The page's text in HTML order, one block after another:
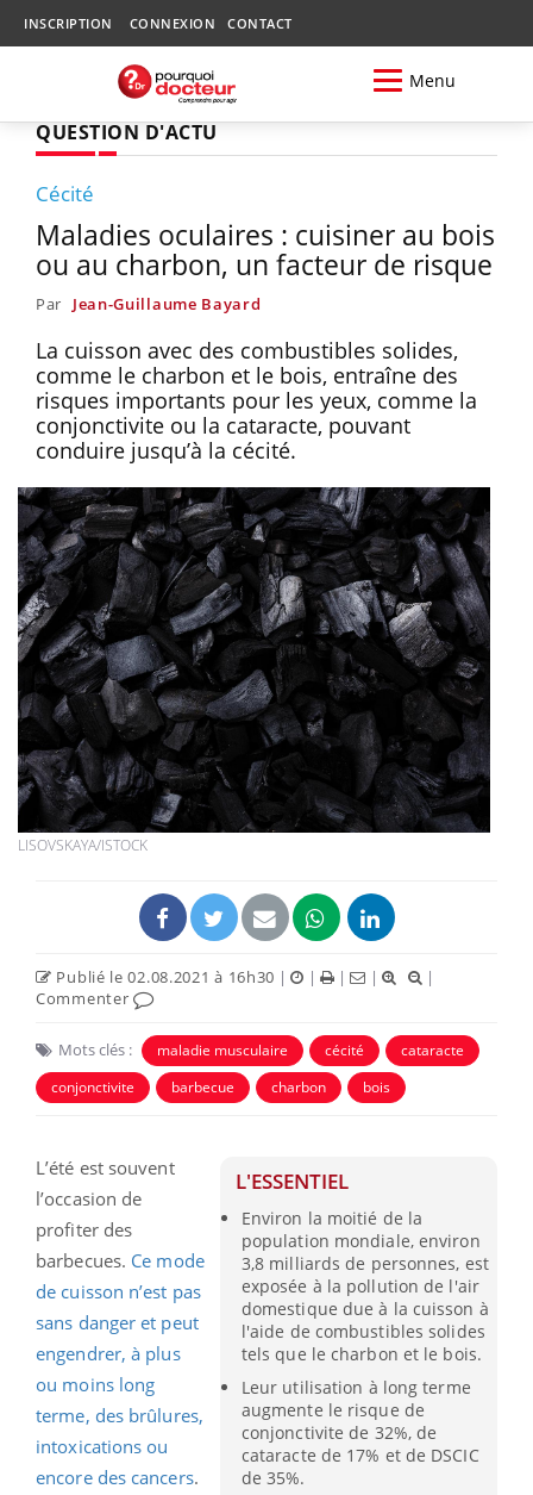
INSCRIPTION CONNEXION CONTACT
Menu
QUESTION D'ACTU
Cécité
Maladies oculaires : cuisiner au bois
ou au charbon, un facteur de risque
Par Jean-Guillaume Bayard
La cuisson avec des combustibles solides,
comme le charbon et le bois, entraîne des
risques importants pour les yeux, comme la
conjonctivite ou la cataracte, pouvant
conduire jusqu’à la cécité.
LISOVSKAYA/ISTOCK
Publié le 02.08.2021 à 16h30 | | | |
|
Commenter
Mots clés : maladie musculaire cécité
cataracte
conjonctivite
barbecue charbon bois
L'ESSENTIEL
Environ la moitié de la
population mondiale, environ
3,8 milliards de personnes, est
exposée à la pollution de l'air
domestique due à la cuisson à
l'aide de combustibles solides
tels que le charbon et le bois.
Leur utilisation à long terme
augmente le risque de
conjonctivite de 32%, de
cataracte de 17% et de DSCIC
de 35%.
L’été est souvent
l’occasion de
profiter des
barbecues. Ce mode
de cuisson n’est pas
sans danger et peut
engendrer, à plus
ou moins long
terme, des brûlures,
intoxications ou
encore des cancers.